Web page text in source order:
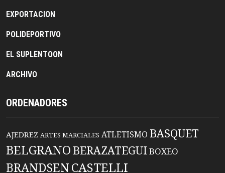
EXPORTACION
POLIDEPORTIVO
EL SUPLENTOON
ARCHIVO
ORDENADORES
AJEDREZ ARTES MARCIALES ATLETISMO BASQUET
BELGRANO BERAZATEGUIBOXEO
BRANDSENCASTELLI